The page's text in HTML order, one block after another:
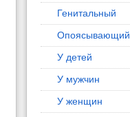
Генитальный
Опоясывающий
У детей
У мужчин
У женщин